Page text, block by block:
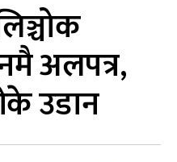
अलपत्र,
उडान